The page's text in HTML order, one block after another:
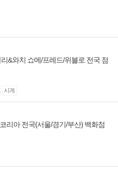
&와치 쇼메/프레드/위블로 전국 점
시계
리아 전국(서울/경기/부산) 백화점